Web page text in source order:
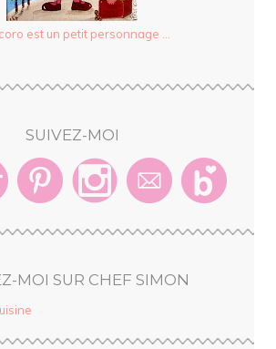
est un petit personnage ...
SUIVEZ-MOI
MOI SUR CHEF SIMON